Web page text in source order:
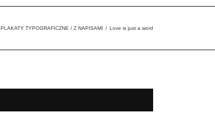
PLAKATY TYPOGRAFICZNE / Z NAPISAMI Love is just a word